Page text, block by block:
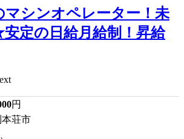
マシンオペレーター！未
定の日給月給制！昇給
円
荘市